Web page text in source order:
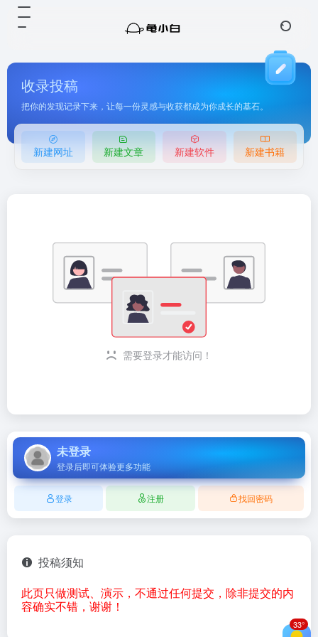
收录投稿
把你的发现记录下来，让每一份灵感与收获都成为你成长的基石。
新建网址 新建文章 新建软件 新建书籍
需要登录才能访问！
未登录
登录后即可体验更多功能
登录 注册 找回密码
投稿须知
此页只做测试、演示，不通过任何提交，除非提交的内
容确实不错，谢谢！
33°